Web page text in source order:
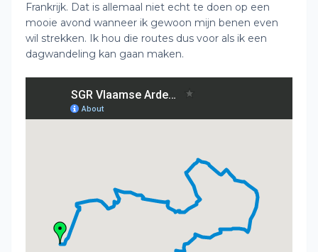
Frankrijk. Dat is allemaal niet echt te doen op een
mooie avond wanneer ik gewoon mijn benen even
wil strekken. Ik hou die routes dus voor als ik een
dagwandeling kan gaan maken.